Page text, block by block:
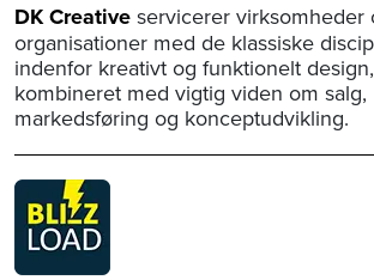
DK Creative servicerer virksomheder
organisationer med de klassiske
indenfor kreativt og funktionelt design,
kombineret med vigtig viden om salg,
markedsføring og konceptudvikling.